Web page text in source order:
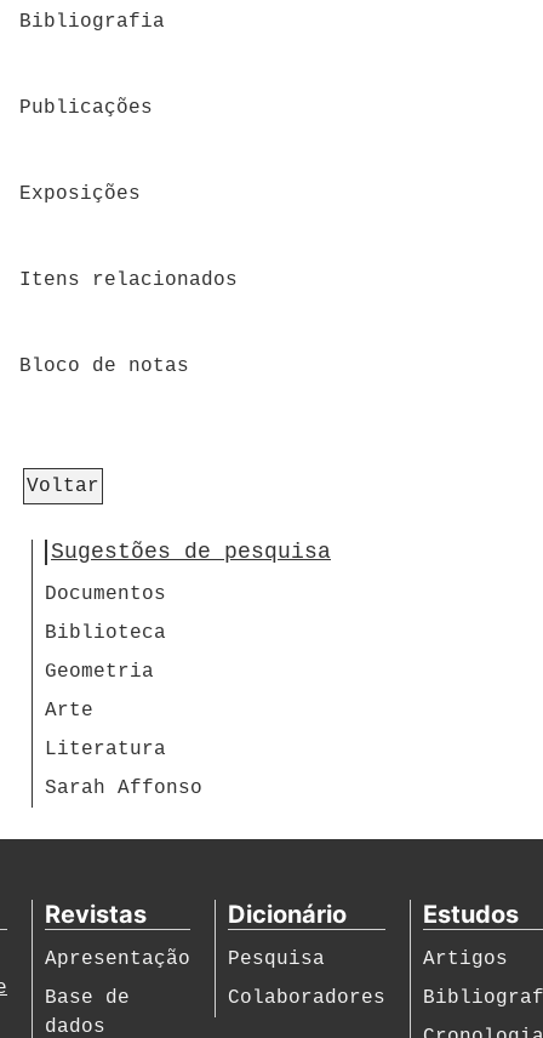
Bibliografia
Publicações
Exposições
Itens relacionados
Bloco de notas
Voltar
Sugestões de pesquisa
Documentos
Biblioteca
Geometria
Arte
Literatura
Sarah Affonso
Revistas
Apresentação
Base de
dados
Dicionário
Pesquisa
Colaboradores
Estudos
Artigos